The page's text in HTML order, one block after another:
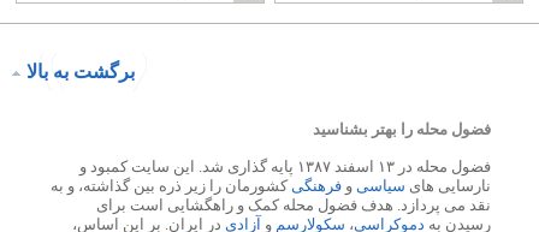
برگشت به بالا
فضول محله را بهتر بشناسید
فضول محله در ۱۳ اسفند ۱۳۸۷ پایه گذاری شد. این سایت کمبود و
نارسایی های سیاسی و فرهنگی کشورمان را زیر ذره بین گذاشته، و به
نقد می پردازد. هدف فضول محله کمک و راهگشایی است برای
رسیدن به دموکراسی، سکولارسم و آزادی در ایران. بر این اساس،